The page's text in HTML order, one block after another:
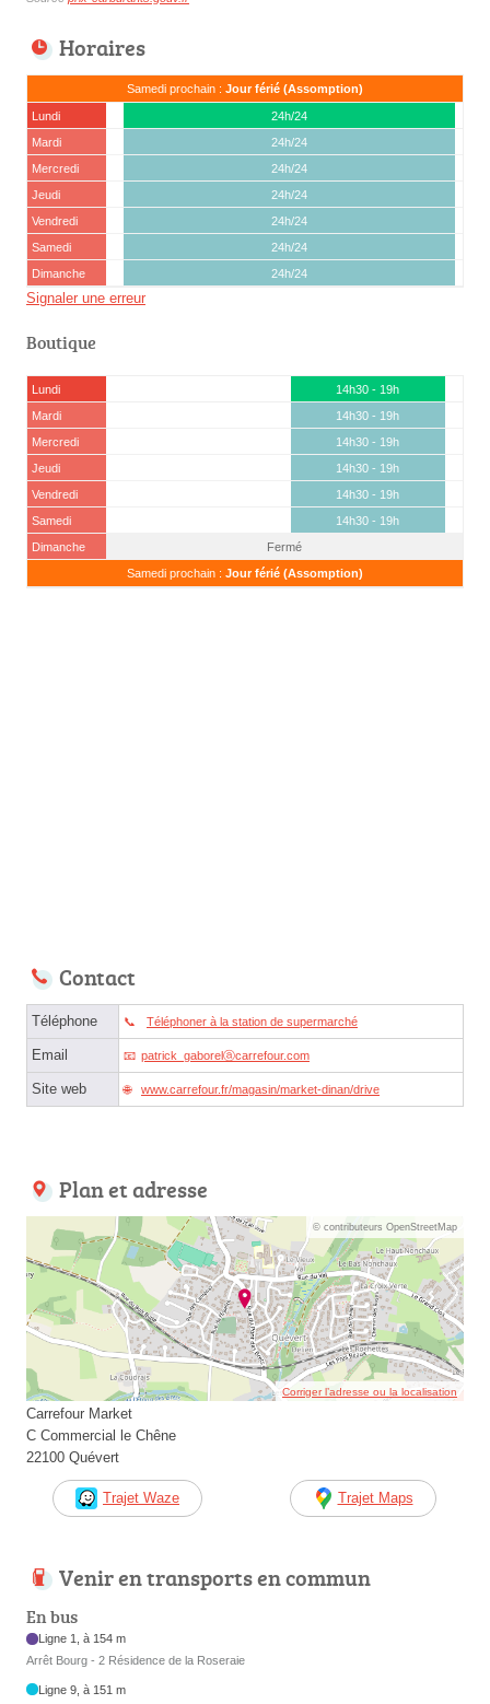
Horaires
Samedi prochain : Jour férié (Assomption)
Lundi
24h/24
Mardi
24h/24
Mercredi
24h/24
Jeudi
24h/24
Vendredi
24h/24
Samedi
24h/24
Dimanche
24h/24
Signaler une erreur
Boutique
Lundi
14h30 - 19h
Mardi
14h30 - 19h
Mercredi
14h30 - 19h
Jeudi
14h30 - 19h
Vendredi
14h30 - 19h
Samedi
14h30 - 19h
Dimanche
Fermé
Samedi prochain : Jour férié (Assomption)
Contact
Téléphone Téléphoner à la station de supermarché
Email patrick_gaborelⓐcarrefour.com
Site web www.carrefour.fr/magasin/market-dinan/drive
Plan et adresse
© contributeurs OpenStreetMap
Corriger l’adresse ou la localisation
Carrefour Market
C Commercial le Chêne
22100 Quévert
Trajet Waze Trajet Maps
Venir en transports en commun
En bus
Ligne 1, à 154 m
Arrêt Bourg - 2 Résidence de la Roseraie
Ligne 9, à 151 m